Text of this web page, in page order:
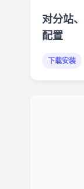
对分站
配置
下载安装